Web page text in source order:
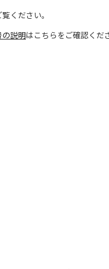
ください。
の説明はこちらをご確認くだ